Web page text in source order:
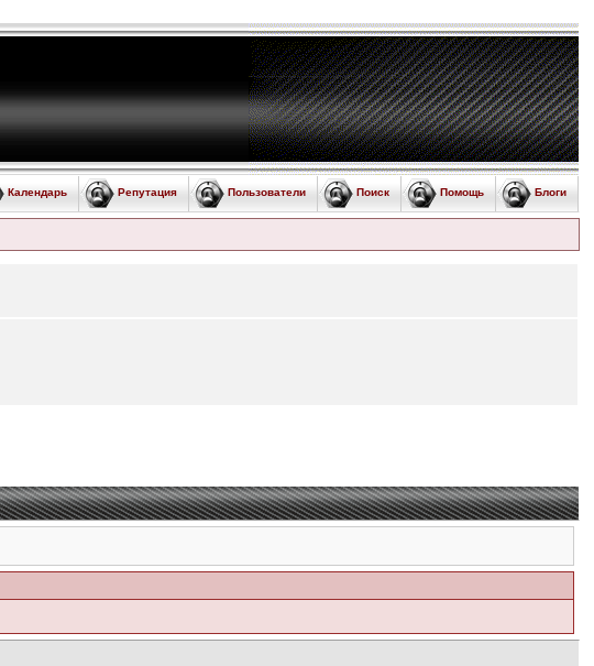
Блоги
Помощь
Поиск
Пользователи
Репутация
Календарь